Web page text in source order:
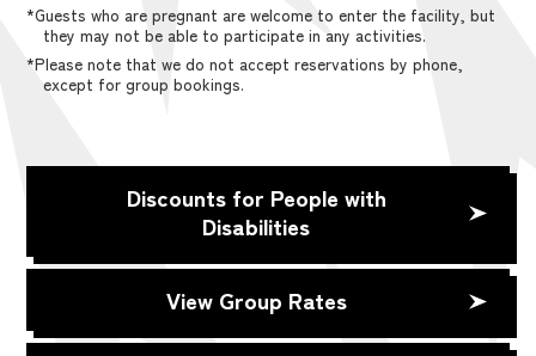
*Guests who are pregnant are welcome to enter the facility, but
they may not be able to participate in any activities.
*Please note that we do not accept reservations by phone,
except for group bookings.
Discounts for People with
Disabilities
View Group Rates